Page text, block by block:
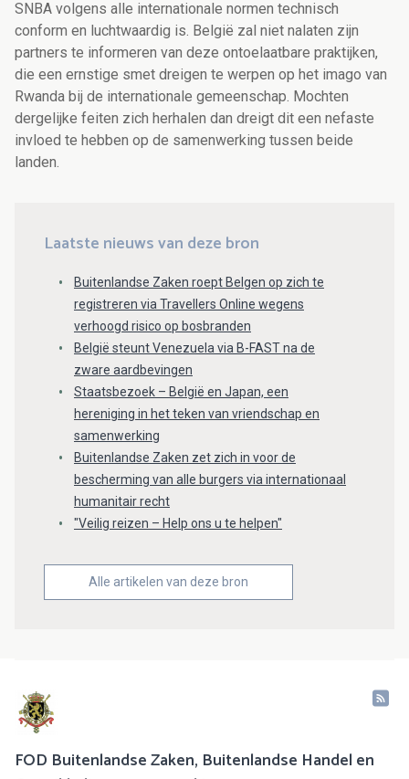
SNBA volgens alle internationale normen technisch
conform en luchtwaardig is. België zal niet nalaten zijn
partners te informeren van deze ontoelaatbare praktijken,
die een ernstige smet dreigen te werpen op het imago van
Rwanda bij de internationale gemeenschap. Mochten
dergelijke feiten zich herhalen dan dreigt dit een nefaste
invloed te hebben op de samenwerking tussen beide
landen.
Laatste nieuws van deze bron
Buitenlandse Zaken roept Belgen op zich te
registreren via Travellers Online wegens
verhoogd risico op bosbranden
België steunt Venezuela via B-FAST na de
zware aardbevingen
Staatsbezoek – België en Japan, een
hereniging in het teken van vriendschap en
samenwerking
Buitenlandse Zaken zet zich in voor de
bescherming van alle burgers via internationaal
humanitair recht
"Veilig reizen – Help ons u te helpen"
Alle artikelen van deze bron
FOD Buitenlandse Zaken, Buitenlandse Handel en